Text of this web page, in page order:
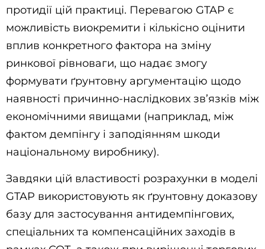
протидії цій практиці. Перевагою GTAP є
можливість виокремити і кількісно оцінити
вплив конкретного фактора на зміну
ринкової рівноваги, що надає змогу
формувати ґрунтовну аргументацію щодо
наявності причинно-наслідкових зв’язків між
економічними явищами (наприклад, між
фактом демпінгу і заподіянням шкоди
національному виробнику).
Завдяки цій властивості розрахунки в моделі
GTAP використовують як ґрунтовну доказову
базу для застосування антидемпінгових,
спеціальних та компенсаційних заходів в